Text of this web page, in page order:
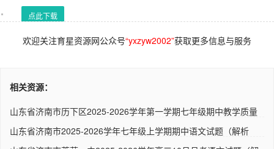
点此下载
欢迎关注育星资源网公众号“yxzyw2002”获取更多信息与服务
相关资源：
山东省济南市历下区2025-2026学年第一学期七年级期中教学质量
山东省济南市2025-2026学年七年级上学期期中语文试题（解析